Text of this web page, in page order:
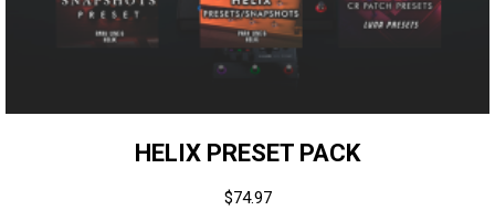
HELIX PRESET PACK
$74.97